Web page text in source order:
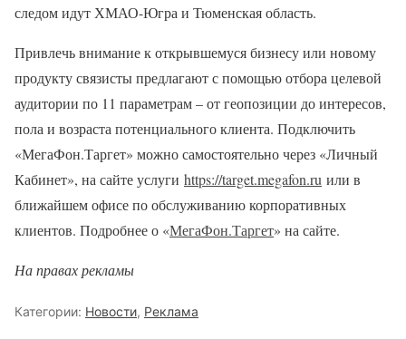
следом идут ХМАО-Югра и Тюменская область.
Привлечь внимание к открывшемуся бизнесу или новому
продукту связисты предлагают с помощью отбора целевой
аудитории по 11 параметрам – от геопозиции до интересов,
пола и возраста потенциального клиента. Подключить
«МегаФон.Таргет» можно самостоятельно через «Личный
Кабинет», на сайте услуги https://target.megafon.ru или в
ближайшем офисе по обслуживанию корпоративных
клиентов. Подробнее о «МегаФон.Таргет» на сайте.
На правах рекламы
Категории: Новости, Реклама